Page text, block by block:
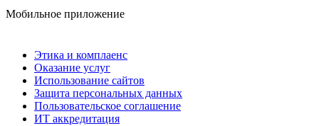
Мобильное приложение
Этика и комплаенс
Оказание услуг
Использование сайтов
Защита персональных данных
Пользовательское соглашение
ИТ аккредитация